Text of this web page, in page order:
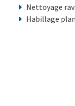
Nettoyage
Habillage